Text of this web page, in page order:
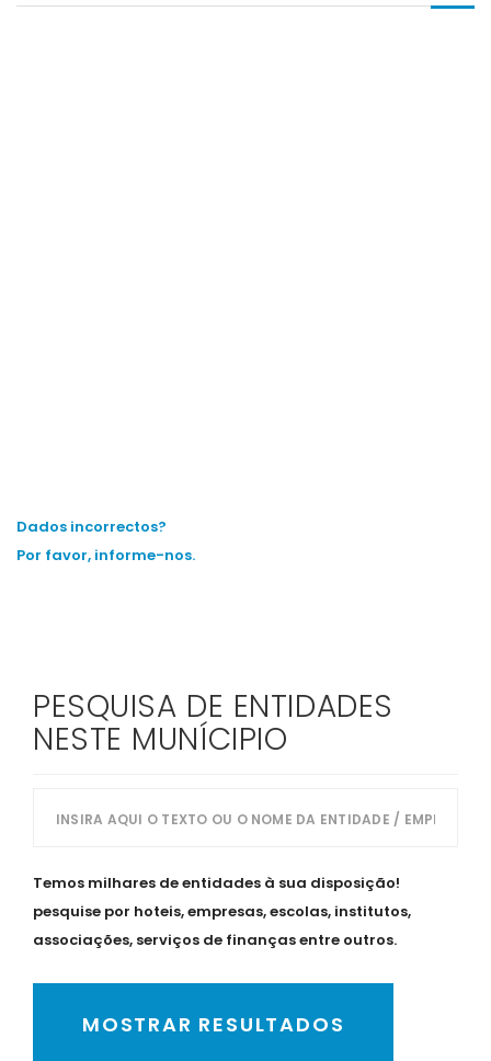
Dados incorrectos?
Por favor, informe-nos.
PESQUISA DE ENTIDADES
NESTE MUNÍCIPIO
Temos milhares de entidades à sua disposição!
pesquise por hoteis, empresas, escolas, institutos,
associações, serviços de finanças entre outros.
MOSTRAR RESULTADOS